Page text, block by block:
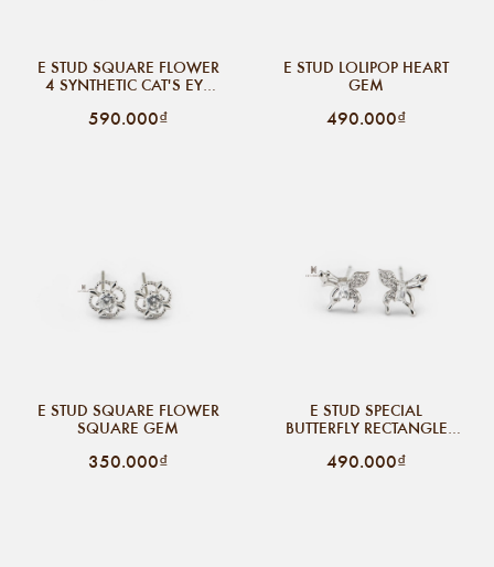
E STUD SQUARE FLOWER
4 SYNTHETIC CAT'S EYE
590.000₫
E STUD LOLIPOP HEART
GEM
490.000₫
E STUD SQUARE FLOWER
SQUARE GEM
350.000₫
E STUD SPECIAL
BUTTERFLY RECTANGLE
490.000₫